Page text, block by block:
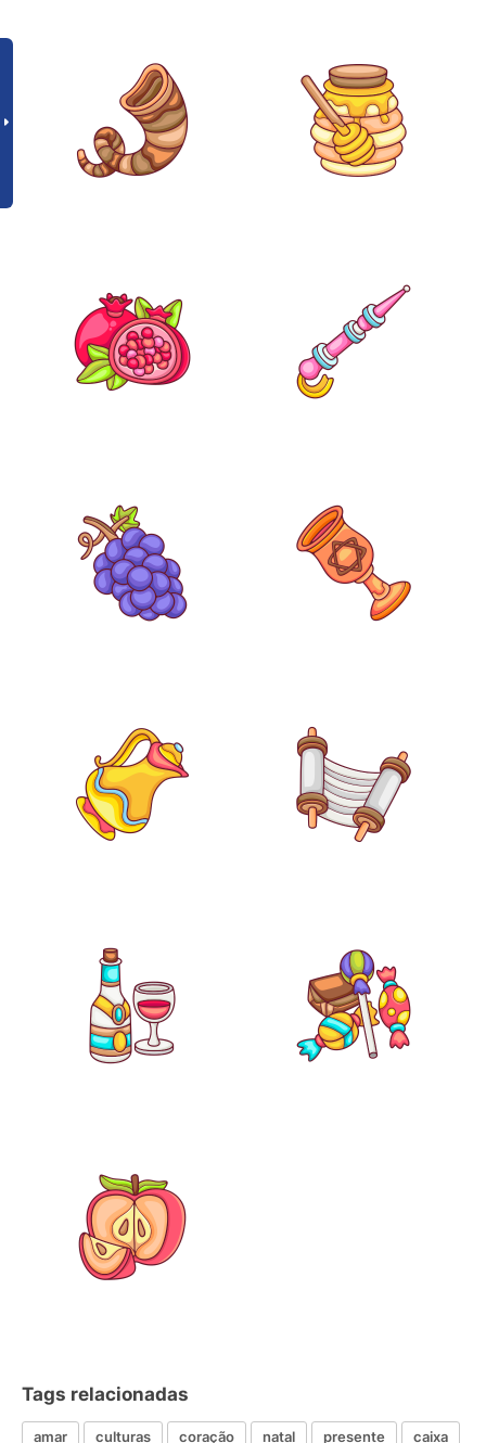
Tags relacionadas
amar culturas coração natal presente
caixa